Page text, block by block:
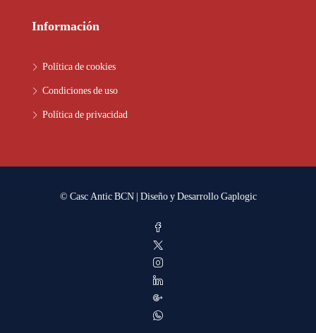
Información
Política de cookies
Condiciones de uso
Política de privacidad
© Casc Antic BCN | Diseño y DesarrolloGaplogic